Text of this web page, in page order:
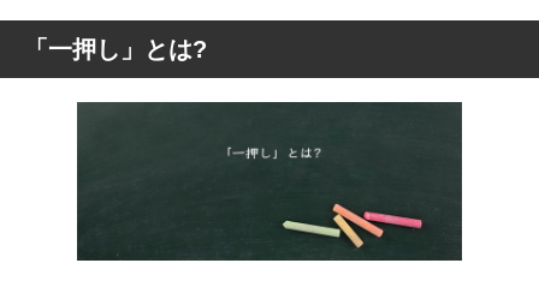
「一押し」の類語や類似表現や似た言葉
「一押し」とは?